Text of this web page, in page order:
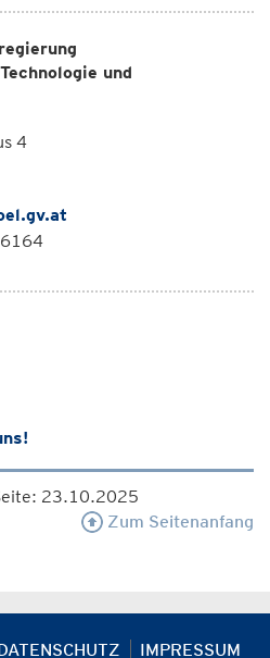
und
4
23.10.2025
Zum Seitenanfang
IMPRESSUM